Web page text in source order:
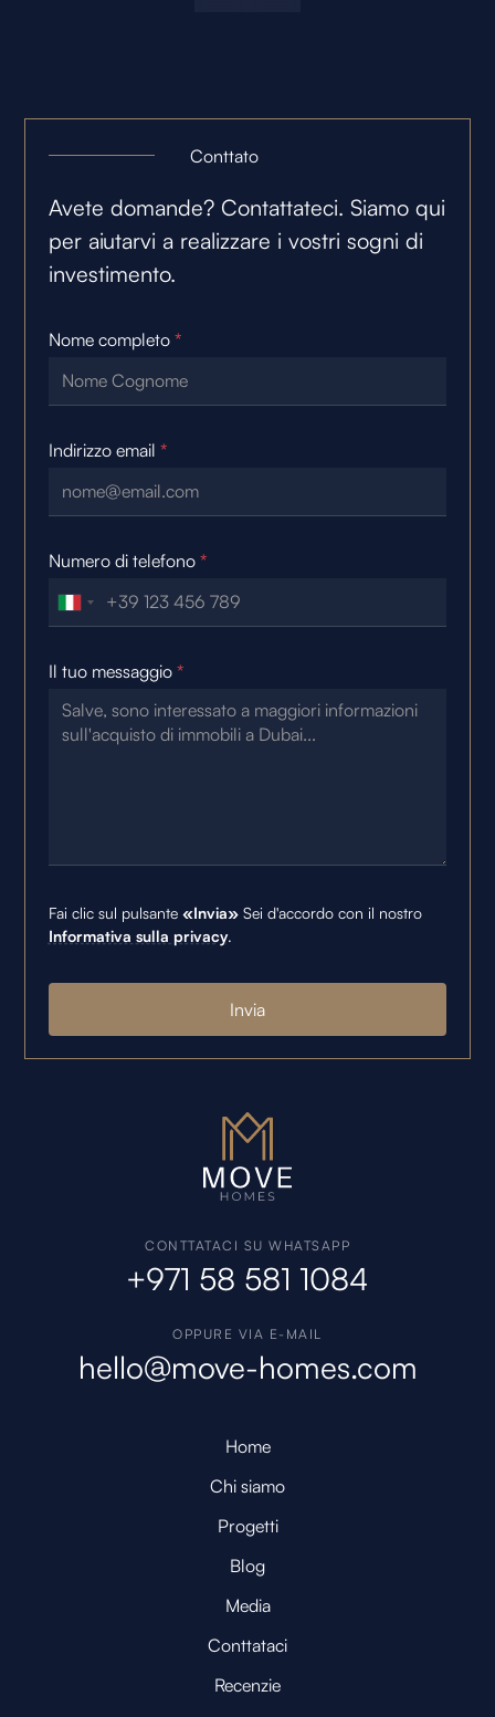
CONTTATACI SU WHATSAPP
+971 58 581 1084
OPPURE VIA E-MAIL
hello@move-homes.com
Home
Chi siamo
Progetti
Blog
Media
Conttataci
Recenzie
Conttato
Avete domande? Contattateci. Siamo qui
per aiutarvi a realizzare i vostri sogni di
investimento.
Nome completo *
Indirizzo email *
Numero di telefono *
Il tuo messaggio *
Fai clic sul pulsante «Invia»Sei d'accordo con il nostro
Informativa sulla privacy.